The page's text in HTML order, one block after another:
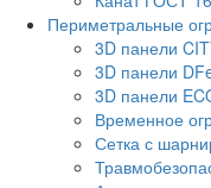
Периметральные
3D панели
3D панели
3D панели
Временное
Сетка с